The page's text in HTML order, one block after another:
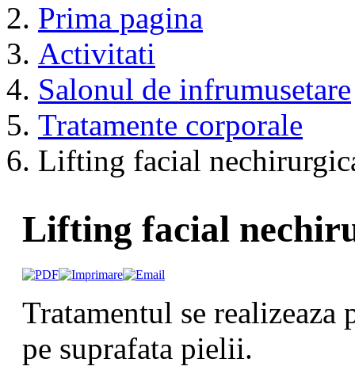
Prima pagina
Activitati
Salonul de infrumusetare
Tratamente corporale
Lifting facial
Lifting facial
Tratamentul se
pe suprafata pielii.